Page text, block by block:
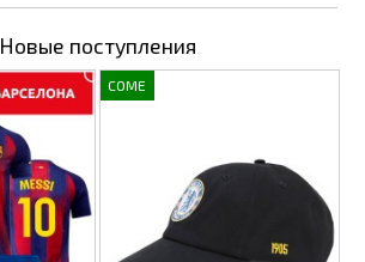
Новые поступления
COME